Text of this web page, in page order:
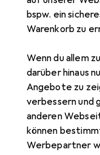
bspw. ein
Warenkorb zu
Wenn du allem
darüber hinaus
Angebote zu
verbessern und
anderen
können
Werbepartner